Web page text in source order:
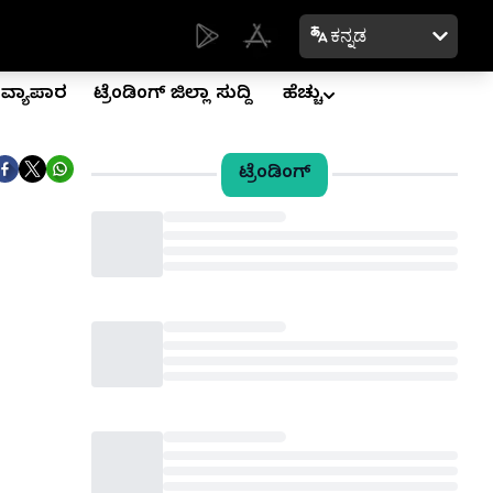
ಕನ್ನಡ
ವ್ಯಾಪಾರ ಟ್ರೆಂಡಿಂಗ್ ಜಿಲ್ಲಾ ಸುದ್ದಿ ಹೆಚ್ಚು
ಟ್ರೆಂಡಿಂಗ್